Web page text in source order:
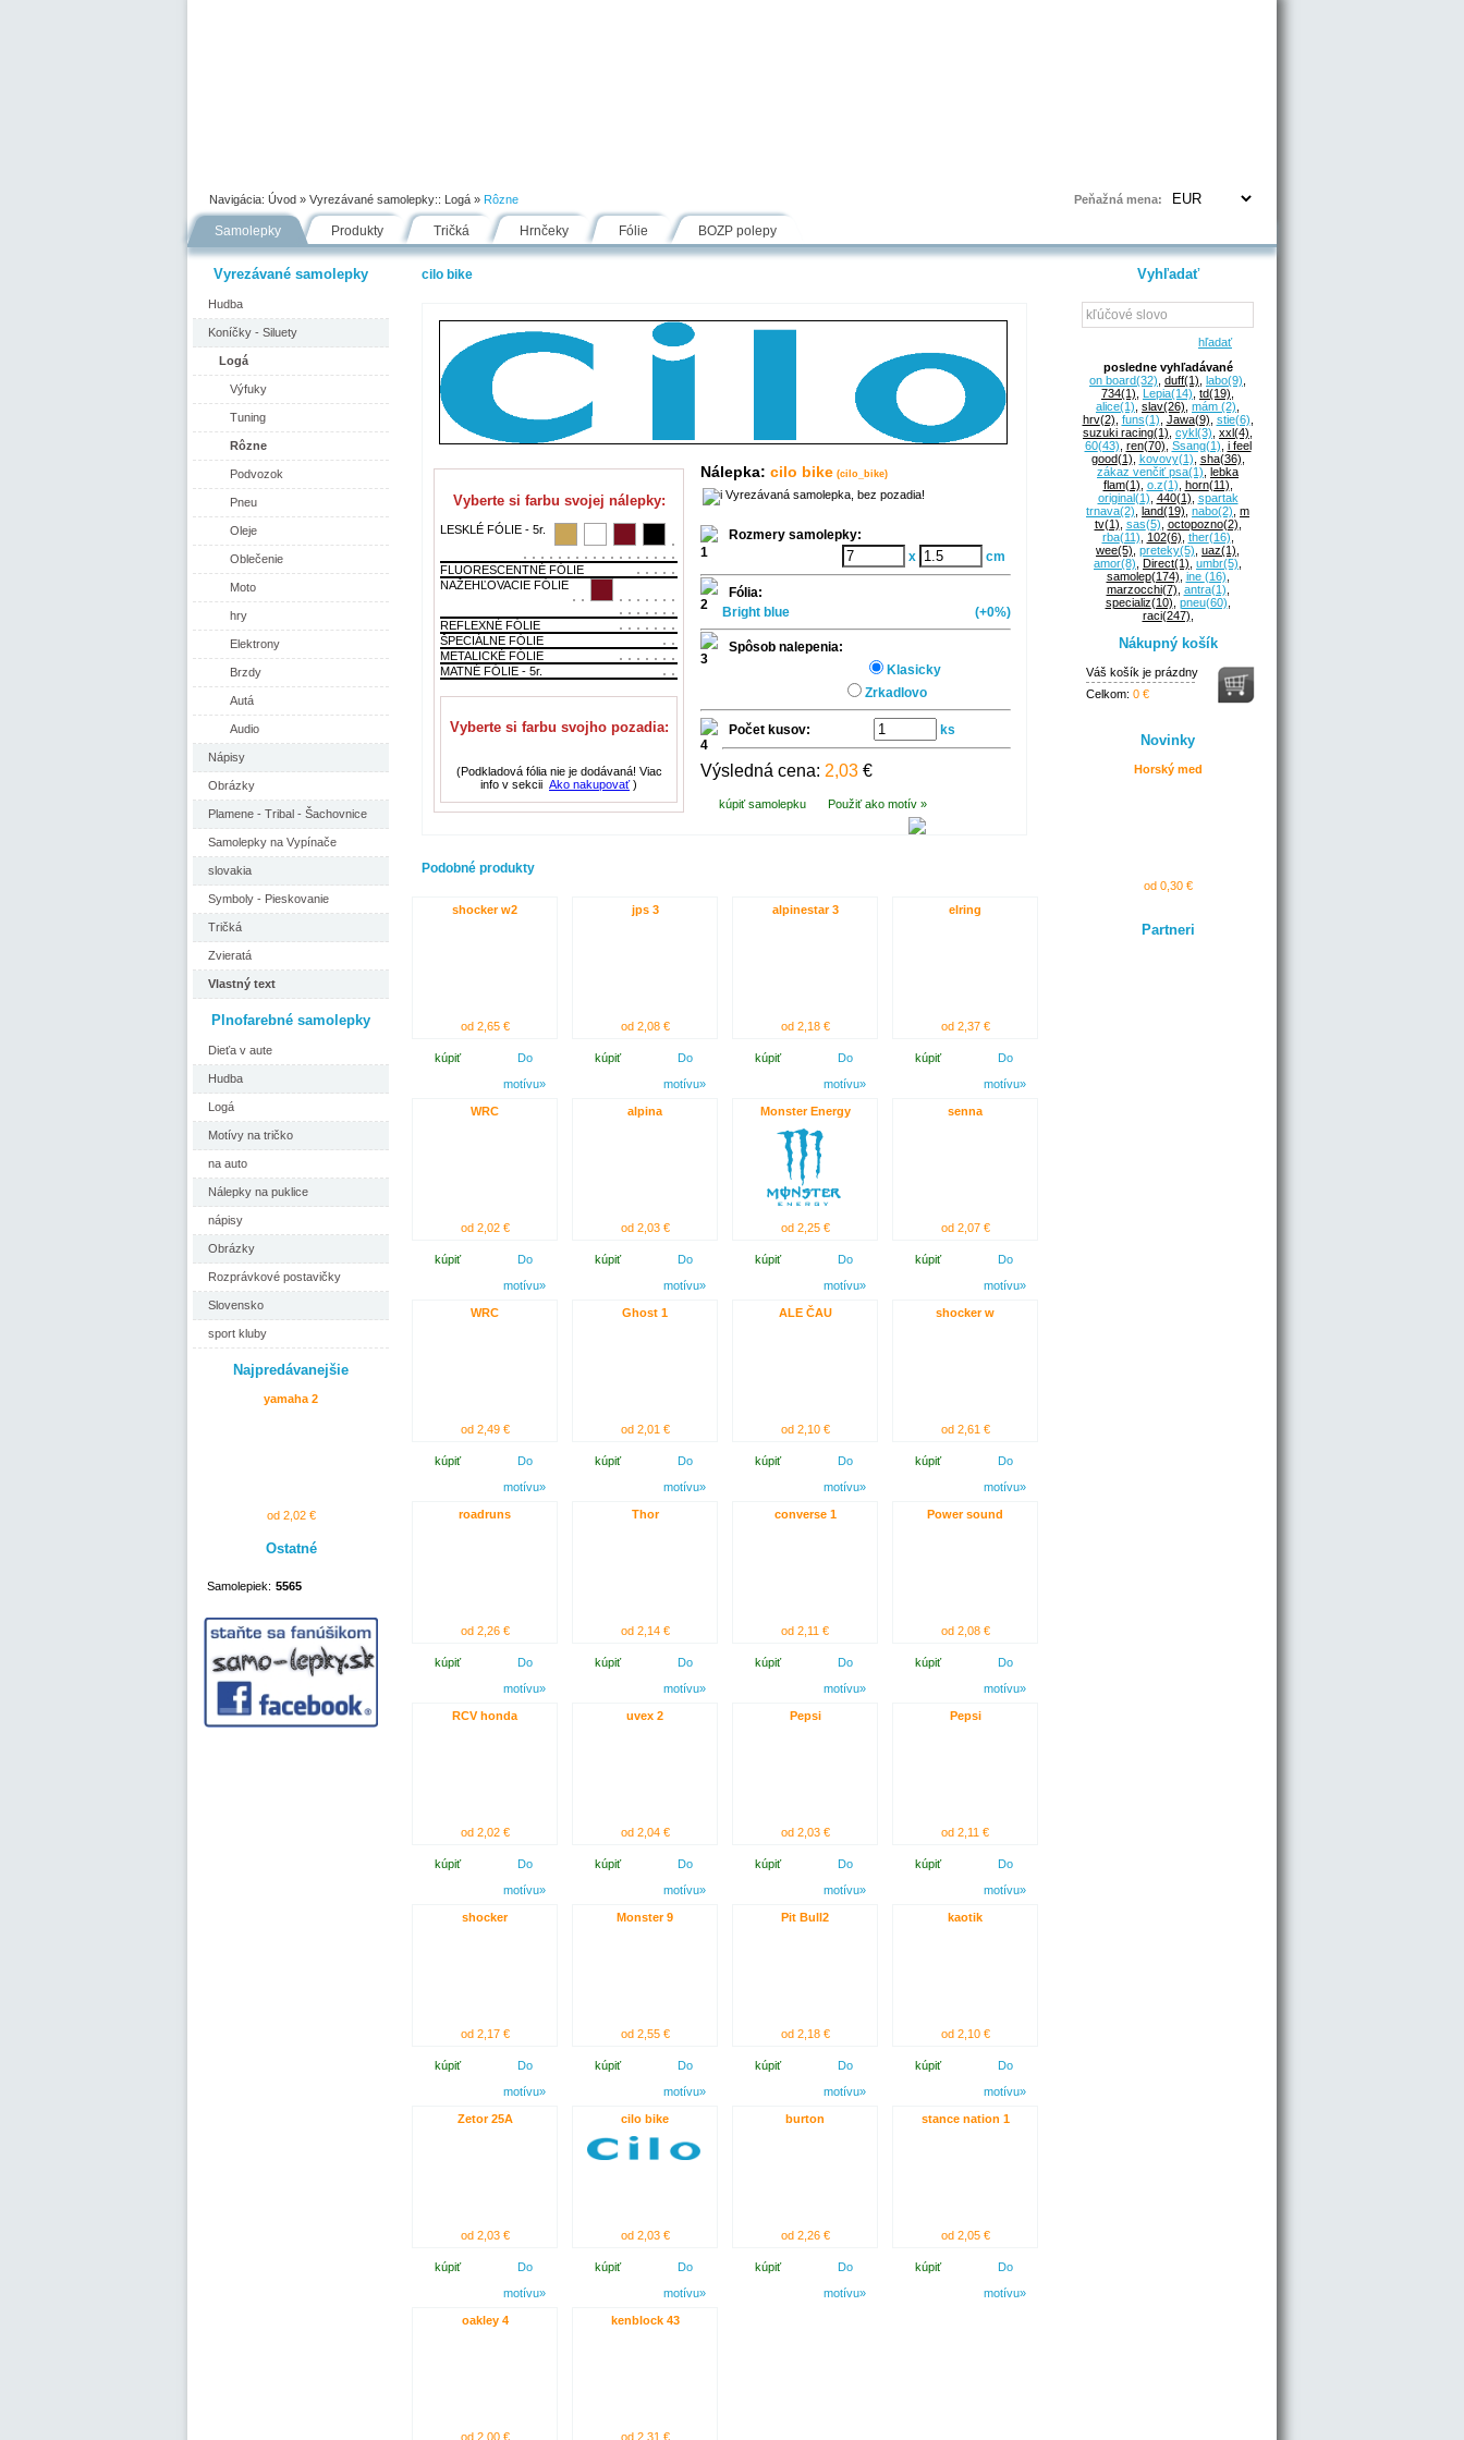
Navigácia: Úvod » Vyrezávané samolepky:: Logá » Rôzne Peňažná mena:
Samolepky Produkty Tričká Hrnčeky Fólie BOZP polepy
Vyrezávané samolepky
Hudba
Koníčky - Siluety
Logá
Výfuky
Tuning
Rôzne
Podvozok
Pneu
Oleje
Oblečenie
Moto
hry
Elektrony
Brzdy
Autá
Audio
Nápisy
Obrázky
Plamene - Tribal - Šachovnice
Samolepky na Vypínače
slovakia
Symboly - Pieskovanie
Tričká
Zvieratá
Vlastný text
Plnofarebné samolepky
Dieťa v aute
Hudba
Logá
Motívy na tričko
na auto
Nálepky na puklice
nápisy
Obrázky
Rozprávkové postavičky
Slovensko
sport kluby
Najpredávanejšie
yamaha 2
od 2,02 €
Ostatné
Samolepiek: 5565
cilo bike
Vyberte si farbu svojej nálepky:
LESKLÉ FÓLIE - 5r.
FLUORESCENTNÉ FÓLIE
NAŽEHĽOVACIE FÓLIE
REFLEXNÉ FÓLIE
ŠPECIÁLNE FÓLIE
METALICKÉ FÓLIE
MATNÉ FÓLIE - 5r.
Vyberte si farbu svojho pozadia:
(Podkladová fólia nie je dodávaná! Viac
info v sekcii Ako nakupovať )
Nálepka: cilo bike (cilo_bike)
Vyrezávaná samolepka, bez pozadia!
Rozmery samolepky:
x
cm
Fólia:
Bright blue
(+0%)
Spôsob nalepenia:
Klasicky
Zrkadlovo
Počet kusov: ks
Výsledná cena: 2,03 €
kúpiť samolepku Použiť ako motív »
Podobné produkty
shocker w2
od 2,65 €
kúpiť
Do
motívu»
jps 3
od 2,08 €
kúpiť
Do
motívu»
alpinestar 3
od 2,18 €
kúpiť
Do
motívu»
elring
od 2,37 €
kúpiť
Do
motívu»
WRC
od 2,02 €
kúpiť
Do
motívu»
alpina
od 2,03 €
kúpiť
Do
motívu»
Monster Energy
od 2,25 €
kúpiť
Do
motívu»
senna
od 2,07 €
kúpiť
Do
motívu»
WRC
od 2,49 €
kúpiť
Do
motívu»
Ghost 1
od 2,01 €
kúpiť
Do
motívu»
ALE ČAU
od 2,10 €
kúpiť
Do
motívu»
shocker w
od 2,61 €
kúpiť
Do
motívu»
roadruns
od 2,26 €
kúpiť
Do
motívu»
Thor
od 2,14 €
kúpiť
Do
motívu»
converse 1
od 2,11 €
kúpiť
Do
motívu»
Power sound
od 2,08 €
kúpiť
Do
motívu»
RCV honda
od 2,02 €
kúpiť
Do
motívu»
uvex 2
od 2,04 €
kúpiť
Do
motívu»
Pepsi
od 2,03 €
kúpiť
Do
motívu»
Pepsi
od 2,11 €
kúpiť
Do
motívu»
shocker
od 2,17 €
kúpiť
Do
motívu»
Monster 9
od 2,55 €
kúpiť
Do
motívu»
Pit Bull2
od 2,18 €
kúpiť
Do
motívu»
kaotik
od 2,10 €
kúpiť
Do
motívu»
Zetor 25A
od 2,03 €
kúpiť
Do
motívu»
cilo bike
od 2,03 €
kúpiť
Do
motívu»
burton
od 2,26 €
kúpiť
Do
motívu»
stance nation 1
od 2,05 €
kúpiť
Do
motívu»
oakley 4
od 2,00 €
kenblock 43
od 2,31 €
Vyhľadať
hľadať
posledne vyhľadávané
on board(32) duff(1) labo(9)
734(1) Lepia(14) td(19)
alice(1) slav(26) mám (2)
hrv(2) funs(1) Jawa(9) stie(6)
suzuki racing(1) cykl(3) xxl(4)
60(43) ren(70) Ssang(1) i feel
good(1) kovovy(1) sha(36)
zákaz venčiť psa(1) lebka
flam(1) o.z(1) horn(11)
original(1) 440(1) spartak
trnava(2) land(19) nabo(2) m
tv(1) sas(5) octopozno(2)
rba(11) 102(6) ther(16)
wee(5) preteky(5) uaz(1)
amor(8) Direct(1) umbr(5)
samolep(174) ine (16)
marzocchi(7) antra(1)
specializ(10) pneu(60)
raci(247)
Nákupný košík
Váš košík je prázdny
Celkom: 0 €
Novinky
Horský med
od 0,30 €
Partneri